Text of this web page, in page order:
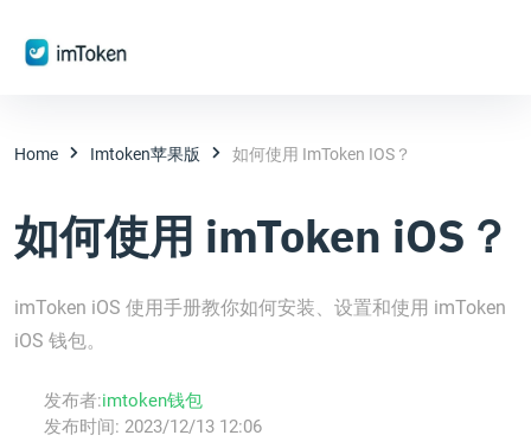
Home Imtoken苹果版 如何使用 ImToken IOS？
如何使用 imToken iOS？
imToken iOS 使用手册教你如何安装、设置和使用 imToken
iOS 钱包。
发布者:imtoken钱包
发布时间: 2023/12/13 12:06